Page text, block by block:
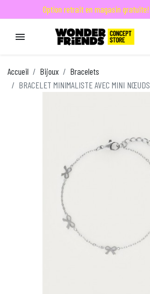
Option retrait en magasin gratuite!

Accueil Bijoux
Bracelets
BRACELET MINIMALISTE AVEC MINI NŒUDS